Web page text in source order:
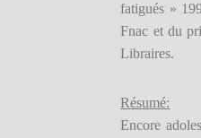
fatigués »
Fnac et du
Libraires.
Résumé:
Encore